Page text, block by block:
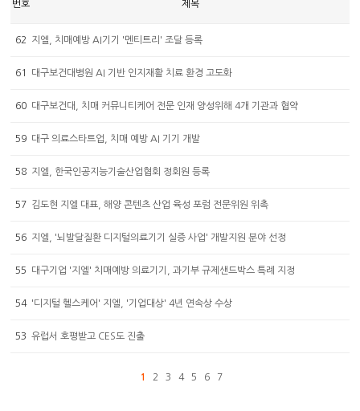
번호 제목
62 지엘, 치매예방 AI기기 '멘티트리' 조달 등록
61 대구보건대병원 AI 기반 인지재활 치료 환경 고도화
60 대구보건대, 치매 커뮤니티케어 전문 인재 양성위해 4개 기관과 협약
59 대구 의료스타트업, 치매 예방 AI 기기 개발
58 지엘, 한국인공지능기술산업협회 정회원 등록
57 김도현 지엘 대표, 해양 콘텐츠 산업 육성 포럼 전문위원 위촉
56 지엘, '뇌발달질환 디지털의료기기 실증 사업' 개발지원 분야 선정
55 대구기업 '지엘' 치매예방 의료기기, 과기부 규제샌드박스 특례 지정
54 '디지털 헬스케어' 지엘, '기업대상' 4년 연속상 수상
53 유럽서 호평받고 CES도 진출
1 2 3 4 5 6 7